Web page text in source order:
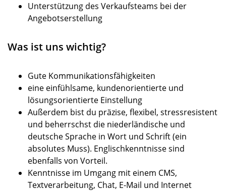
Unterstützung des Verkaufsteams bei der
Angebotserstellung
Was ist uns wichtig?
Gute Kommunikationsfähigkeiten
eine einfühlsame, kundenorientierte und
lösungsorientierte Einstellung
Außerdem bist du präzise, flexibel, stressresistent
und beherrschst die niederländische und
deutsche Sprache in Wort und Schrift (ein
absolutes Muss). Englischkenntnisse sind
ebenfalls von Vorteil.
Kenntnisse im Umgang mit einem CMS,
Textverarbeitung, Chat, E-Mail und Internet